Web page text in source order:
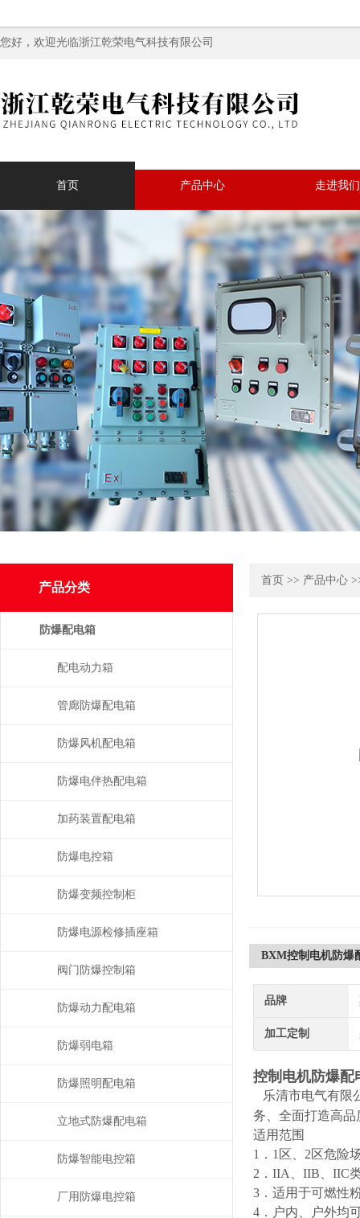
您好，欢迎光临浙江乾荣电气科技有限公司
首页 产品中心 走进我们
首页 >> 产品中心
BXM控制电机防爆
品牌
加工定制
控制电机防爆配
乐清市电气有限
务、全面打造高
适用范围
1．1区、2区危险
2．IIA、IIB、IIC
3．适用于可燃性
4．户内、户外均
产品分类
防爆配电箱
配电动力箱
管廊防爆配电箱
防爆风机配电箱
防爆电伴热配电箱
加药装置配电箱
防爆电控箱
防爆变频控制柜
防爆电源检修插座箱
阀门防爆控制箱
防爆动力配电箱
防爆弱电箱
防爆照明配电箱
立地式防爆配电箱
防爆智能电控箱
厂用防爆电控箱